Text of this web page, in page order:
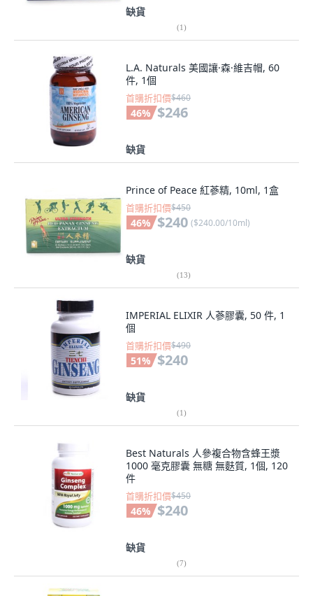
缺貨
(1)
L.A. Naturals 美國讓·森·維吉帽, 60
件, 1個
首購折扣價$460
46% $246
缺貨
Prince of Peace 紅蔘精, 10ml, 1盒
首購折扣價$450
46% $240 ($240.00/10ml)
缺貨
(13)
IMPERIAL ELIXIR 人蔘膠囊, 50 件, 1
個
首購折扣價$490
51% $240
缺貨
(1)
Best Naturals 人參複合物含蜂王漿
1000 毫克膠囊 無糖 無麩質, 1個, 120
件
首購折扣價$450
46% $240
缺貨
(7)